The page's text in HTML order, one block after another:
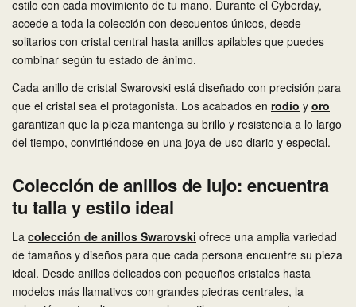
estilo con cada movimiento de tu mano. Durante el Cyberday,
accede a toda la colección con descuentos únicos, desde
solitarios con cristal central hasta anillos apilables que puedes
combinar según tu estado de ánimo.
Cada anillo de cristal Swarovski está diseñado con precisión para
que el cristal sea el protagonista. Los acabados en rodio y oro
garantizan que la pieza mantenga su brillo y resistencia a lo largo
del tiempo, convirtiéndose en una joya de uso diario y especial.
Colección de anillos de lujo: encuentra
tu talla y estilo ideal
La colección de anillos Swarovski ofrece una amplia variedad
de tamaños y diseños para que cada persona encuentre su pieza
ideal. Desde anillos delicados con pequeños cristales hasta
modelos más llamativos con grandes piedras centrales, la